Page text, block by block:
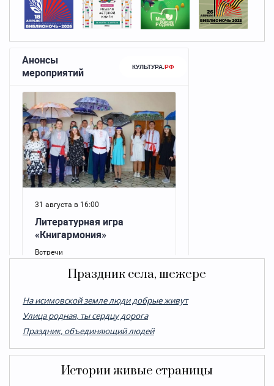
Праздник села, шежере
На исимовской земле люди добрые живут
Улица родная, ты сердцу дорога
Праздник, объединяющий людей
Истории живые страницы